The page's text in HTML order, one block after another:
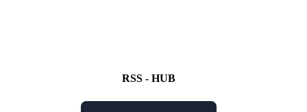
RSS - HUB